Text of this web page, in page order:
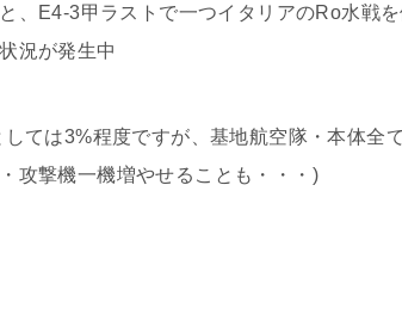
、E4-3甲ラストで一つイタリアのRo水戦
況が発生中
しては3%程度ですが、基地航空隊・本体全
攻撃機一機増やせることも・・・)